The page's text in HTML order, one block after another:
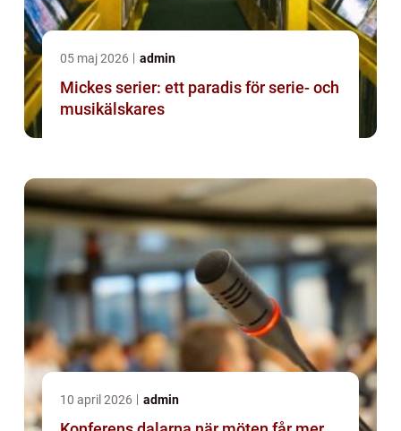
05 maj 2026 admin
Mickes serier: ett paradis för serie- och
musikälskares
10 april 2026 admin